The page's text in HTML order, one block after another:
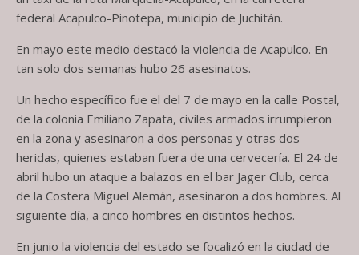
federal Acapulco-Pinotepa, municipio de Juchitán.
En mayo este medio destacó la violencia de Acapulco. En
tan solo dos semanas hubo 26 asesinatos.
Un hecho específico fue el del 7 de mayo en la calle Postal,
de la colonia Emiliano Zapata, civiles armados irrumpieron
en la zona y asesinaron a dos personas y otras dos
heridas, quienes estaban fuera de una cervecería. El 24 de
abril hubo un ataque a balazos en el bar Jager Club, cerca
de la Costera Miguel Alemán, asesinaron a dos hombres. Al
siguiente día, a cinco hombres en distintos hechos.
En junio la violencia del estado se focalizó en la ciudad de